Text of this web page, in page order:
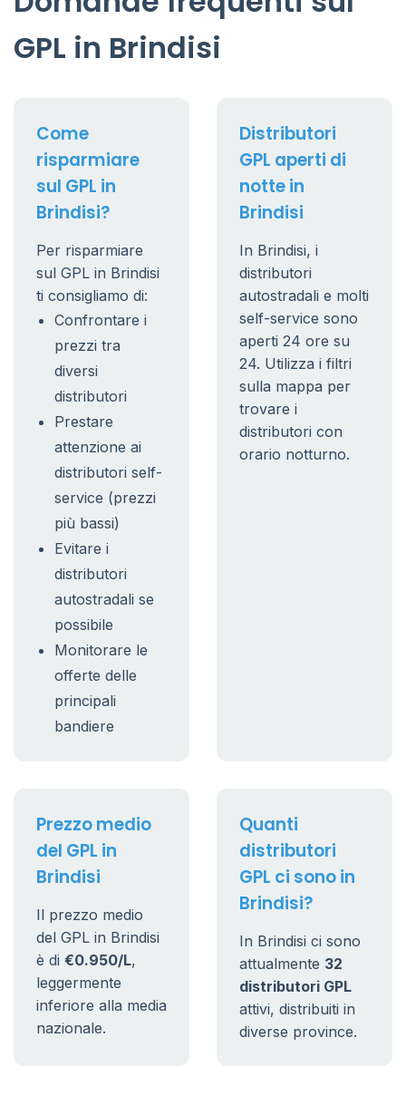
GPL in Brindisi
Come
risparmiare
sul GPL in
Brindisi?
Per risparmiare
sul GPL in Brindisi
ti consigliamo di:
Confrontare i
prezzi tra
diversi
distributori
Prestare
attenzione ai
distributori self-
service (prezzi
più bassi)
Evitare i
distributori
autostradali se
possibile
Monitorare le
offerte delle
principali
bandiere
Distributori
GPL aperti di
notte in
Brindisi
In Brindisi, i
distributori
autostradali e molti
self-service sono
aperti 24 ore su
24. Utilizza i filtri
sulla mappa per
trovare i
distributori con
orario notturno.
Prezzo medio
del GPL in
Brindisi
Il prezzo medio
del GPL in Brindisi
è di €0.950/L,
leggermente
inferiore alla media
nazionale.
Quanti
distributori
GPL ci sono in
Brindisi?
In Brindisi ci sono
attualmente 32
distributori GPL
attivi, distribuiti in
diverse province.